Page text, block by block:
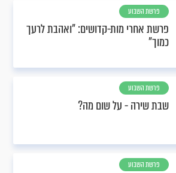
פרשת השבוע
פרשת אחרי מות-קדושים: "ואהבת לרעך
כמוך"
פרשת השבוע
שבת שירה - על שום מה?
פרשת השבוע